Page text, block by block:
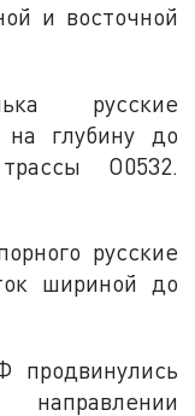
и восточной
русские
на глубину до
О0532.
русские
шириной до
продвинулись